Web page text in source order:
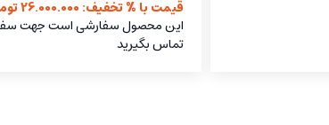
قیمت با % تخفیف: 26.000.000 تومان
این محصول سفارشی است جهت
تماس بگیرید